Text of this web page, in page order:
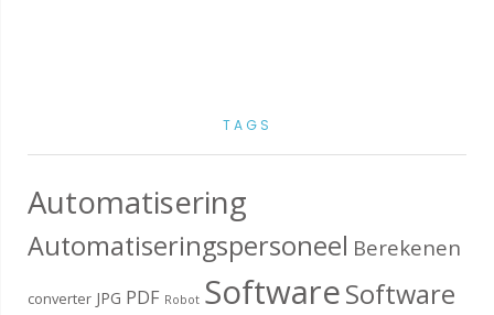
TAGS
Automatisering
Automatiseringspersoneel Berekenen
converter JPG PDF Robot SoftwareSoftware